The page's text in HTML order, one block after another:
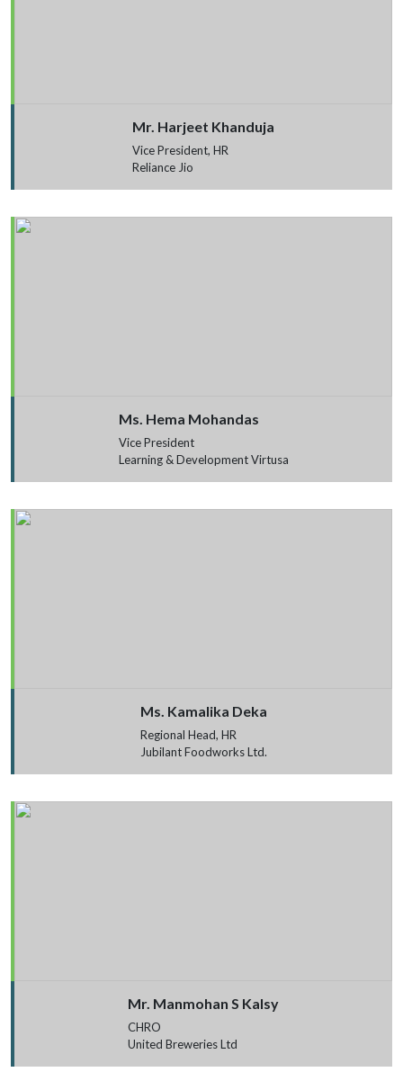
Mr. Harjeet Khanduja
Vice President, HR
Reliance Jio
Ms. Hema Mohandas
Vice President
Learning & Development Virtusa
Ms. Kamalika Deka
Regional Head, HR
Jubilant Foodworks Ltd.
Mr. Manmohan S Kalsy
CHRO
United Breweries Ltd